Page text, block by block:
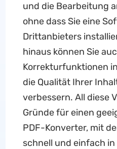
und die Bearbeitung
ohne dass Sie eine
Drittanbieters
hinaus können Sie
Korrekturfunktionen
die Qualität Ihrer
verbessern. All diese
Gründe für einen
PDF-Konverter, mit
schnell und einfach